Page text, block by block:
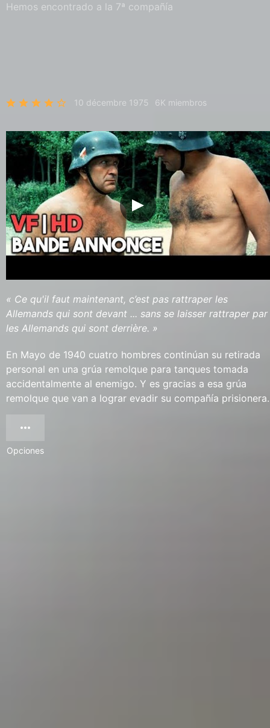
Hemos encontrado a la 7ª compañía
10 décembre 1975 6K miembros
« Ce qu'il faut maintenant, c’est pas rattraper les
Allemands qui sont devant ... sans se laisser rattraper par
les Allemands qui sont derrière. »
En Mayo de 1940 cuatro hombres continúan su retirada
personal en una grúa remolque para tanques tomada
accidentalmente al enemigo. Y es gracias a esa grúa
remolque que van a lograr evadir su compañía prisionera.
Opciones